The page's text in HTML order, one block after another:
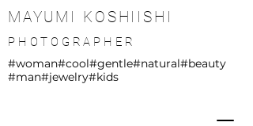
MAYUMI KOSHIISHI
PHOTOGRAPHER
#woman#cool#gentle#natural#beauty
#man#jewelry#kids